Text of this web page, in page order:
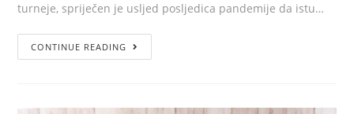
turneje, spriječen je usljed posljedica pandemije da istu…
CONTINUE READING